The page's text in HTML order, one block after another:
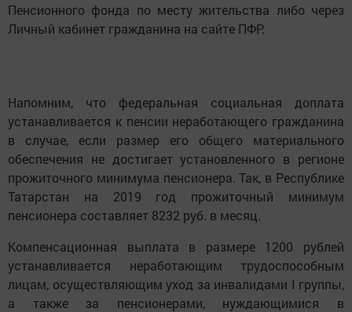
Пенсионного фонда по месту жительства либо через
Личный кабинет гражданина на сайте ПФР.
Напомним, что федеральная социальная доплата
устанавливается к пенсии неработающего гражданина
в случае, если размер его общего материального
обеспечения не достигает установленного в регионе
прожиточного минимума пенсионера. Так, в Республике
Татарстан на 2019 год прожиточный минимум
пенсионера составляет 8232 руб. в месяц.
Компенсационная выплата в размере 1200 рублей
устанавливается неработающим трудоспособным
лицам, осуществляющим уход за инвалидами I группы,
а также за пенсионерами, нуждающимися в